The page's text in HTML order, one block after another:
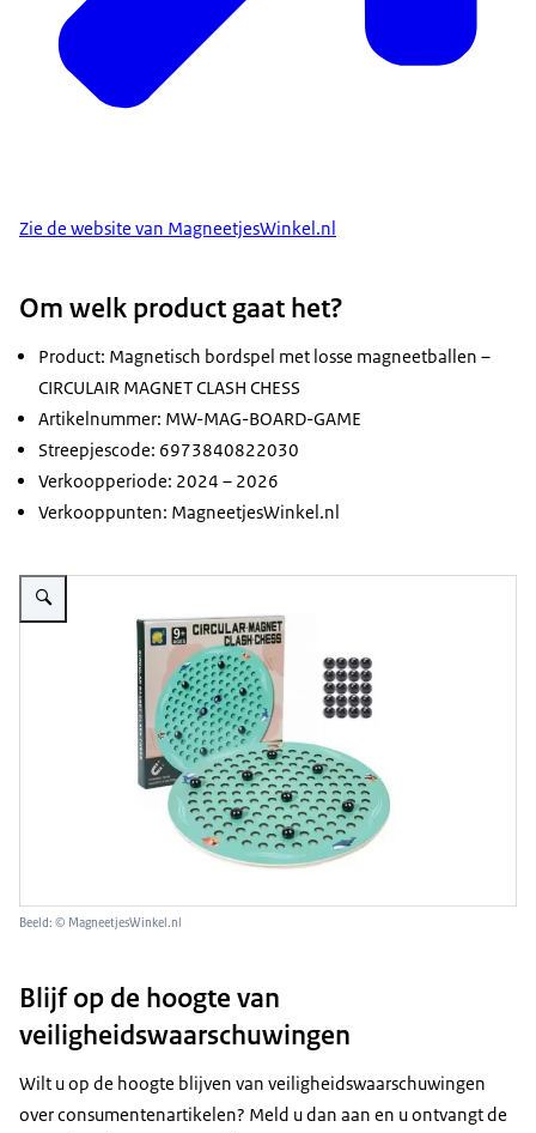
Zie de website van MagneetjesWinkel.nl
Om welk product gaat het?
Product: Magnetisch bordspel met losse magneetballen –
CIRCULAIR MAGNET CLASH CHESS
Artikelnummer: MW-MAG-BOARD-GAME
Streepjescode: 6973840822030
Verkoopperiode: 2024 – 2026
Verkooppunten: MagneetjesWinkel.nl
Vergroot afbeelding Magnetisch bordspel met magneetballetjes
Beeld: © MagneetjesWinkel.nl
Blijf op de hoogte van
veiligheidswaarschuwingen
Wilt u op de hoogte blijven van veiligheidswaarschuwingen
over consumentenartikelen? Meld u dan aan en u ontvangt de